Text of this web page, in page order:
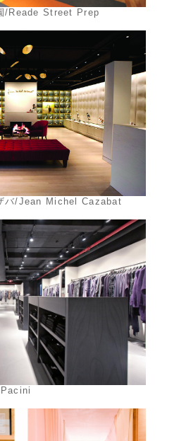
/Reade Street Prep
バ/Jean Michel Cazabat